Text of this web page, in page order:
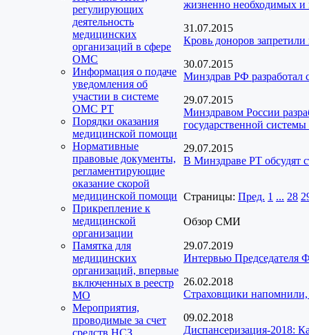
регулирующих
деятельность
медицинских
организаций в сфере
ОМС
Информация о подаче
уведомления об
участии в системе
ОМС РТ
Порядки оказания
медицинской помощи
Нормативные
правовые документы,
регламентирующие
оказание скорой
медицинской помощи
Прикрепление к
медицинской
организации
Памятка для
медицинских
организаций, впервые
включенных в реестр
МО
Мероприятия,
проводимые за счет
средств НСЗ
жизненно необходимых и
31.07.2015
Кровь доноров
30.07.2015
Минздрав РФ разработал
29.07.2015
Минздравом России
государственной
29.07.2015
В Минздраве РТ обсудят
Страницы: Пред. 1 ... 28
Обзор СМИ
29.07.2019
Интервью Председателя
26.02.2018
Страховщики
09.02.2018
Диспансеризация-2018: